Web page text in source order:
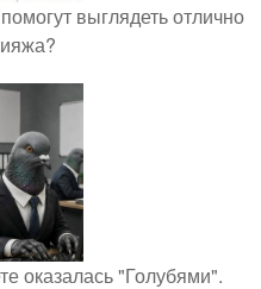
выглядеть отлично
оказалась "Голубями".